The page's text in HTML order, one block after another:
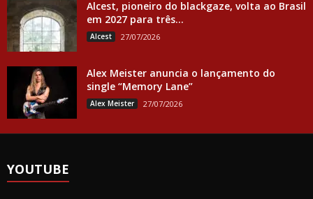
Alcest, pioneiro do blackgaze, volta ao Brasil
em 2027 para três...
Alcest 27/07/2026
Alex Meister anuncia o lançamento do
single “Memory Lane”
Alex Meister 27/07/2026
YOUTUBE